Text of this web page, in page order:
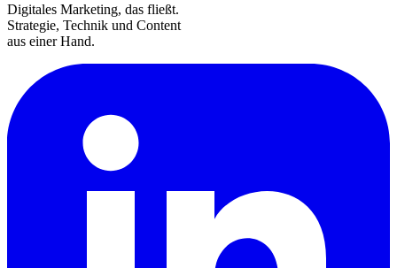
Digitales Marketing, das fließt.
Strategie, Technik und Content
aus einer Hand.